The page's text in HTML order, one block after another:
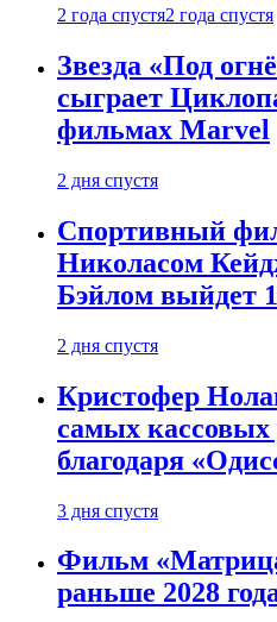
2 года спустя2 года спустя
Звезда «Под
сыграет
фильмах Marvel
2 дня спустя
Спортивный
Николасом
Бэйлом выйдет
2 дня спустя
Кристофер
самых
благодаря
3 дня спустя
Фильм
раньше 2028